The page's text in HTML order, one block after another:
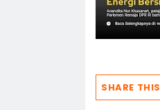
SHARE THIS